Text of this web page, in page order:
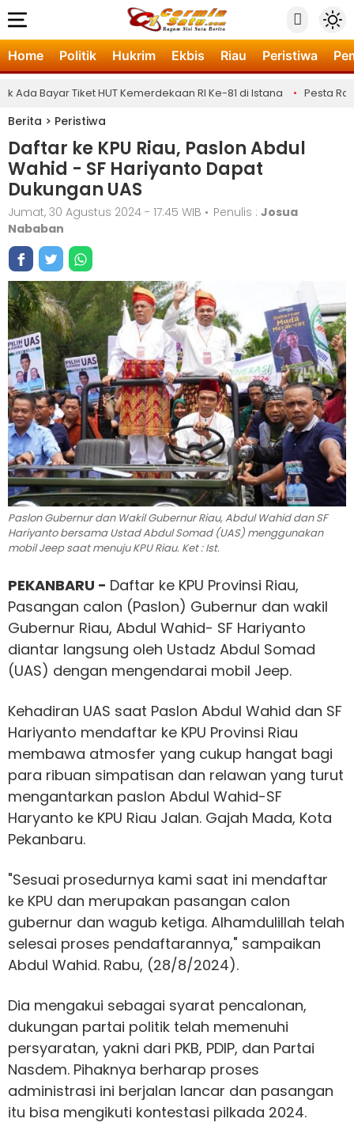
Home Politik Hukrim Ekbis Riau Peristiwa
Bayar Tiket HUT Kemerdekaan RI Ke-81 di Istana • Pesta
Berita > Peristiwa
Daftar ke KPU Riau, Paslon Abdul
Wahid - SF Hariyanto Dapat
Dukungan UAS
Jumat, 30 Agustus 2024 - 17:45 WIB • Penulis : Josua
Nababan
Paslon Gubernur dan Wakil Gubernur Riau, Abdul Wahid dan SF
Hariyanto bersama Ustad Abdul Somad (UAS) menggunakan
mobil Jeep saat menuju KPU Riau. Ket : Ist.
PEKANBARU - Daftar ke KPU Provinsi Riau,
Pasangan calon (Paslon) Gubernur dan wakil
Gubernur Riau, Abdul Wahid- SF Hariyanto
diantar langsung oleh Ustadz Abdul Somad
(UAS) dengan mengendarai mobil Jeep.
Kehadiran UAS saat Paslon Abdul Wahid dan SF
Hariyanto mendaftar ke KPU Provinsi Riau
membawa atmosfer yang cukup hangat bagi
para ribuan simpatisan dan relawan yang turut
mengantarkan paslon Abdul Wahid-SF
Haryanto ke KPU Riau Jalan. Gajah Mada, Kota
Pekanbaru.
"Sesuai prosedurnya kami saat ini mendaftar
ke KPU dan merupakan pasangan calon
gubernur dan wagub ketiga. Alhamdulillah telah
selesai proses pendaftarannya," sampaikan
Abdul Wahid. Rabu, (28/8/2024).
Dia mengakui sebagai syarat pencalonan,
dukungan partai politik telah memenuhi
persyaratan, yakni dari PKB, PDIP, dan Partai
Nasdem. Pihaknya berharap proses
administrasi ini berjalan lancar dan pasangan
itu bisa mengikuti kontestasi pilkada 2024.